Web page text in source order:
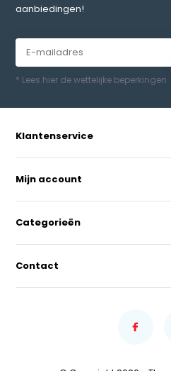
aanbiedingen!
* Lees hier de wettelijke beperkingen
Klantenservice
Mijn account
Categorieën
Contact